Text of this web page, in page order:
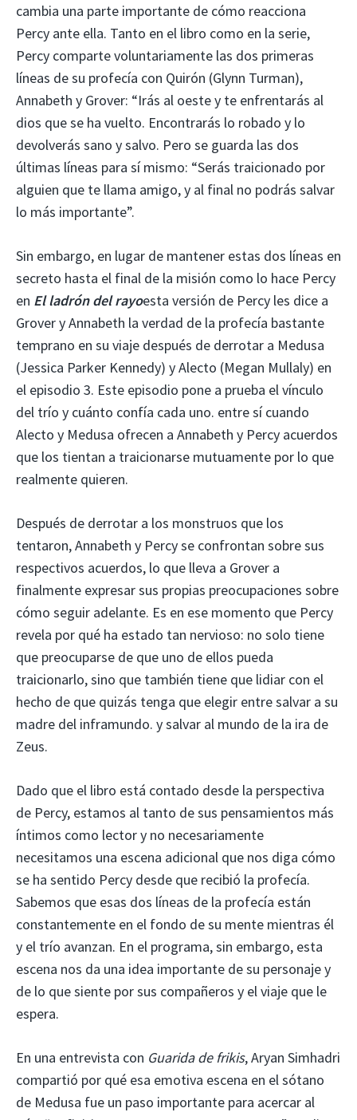
cambia una parte importante de cómo reacciona
Percy ante ella. Tanto en el libro como en la serie,
Percy comparte voluntariamente las dos primeras
líneas de su profecía con Quirón (Glynn Turman),
Annabeth y Grover: “Irás al oeste y te enfrentarás al
dios que se ha vuelto. Encontrarás lo robado y lo
devolverás sano y salvo. Pero se guarda las dos
últimas líneas para sí mismo: “Serás traicionado por
alguien que te llama amigo, y al final no podrás salvar
lo más importante”.
Sin embargo, en lugar de mantener estas dos líneas en
secreto hasta el final de la misión como lo hace Percy
en El ladrón del rayoesta versión de Percy les dice a
Grover y Annabeth la verdad de la profecía bastante
temprano en su viaje después de derrotar a Medusa
(Jessica Parker Kennedy) y Alecto (Megan Mullaly) en
el episodio 3. Este episodio pone a prueba el vínculo
del trío y cuánto confía cada uno. entre sí cuando
Alecto y Medusa ofrecen a Annabeth y Percy acuerdos
que los tientan a traicionarse mutuamente por lo que
realmente quieren.
Después de derrotar a los monstruos que los
tentaron, Annabeth y Percy se confrontan sobre sus
respectivos acuerdos, lo que lleva a Grover a
finalmente expresar sus propias preocupaciones sobre
cómo seguir adelante. Es en ese momento que Percy
revela por qué ha estado tan nervioso: no solo tiene
que preocuparse de que uno de ellos pueda
traicionarlo, sino que también tiene que lidiar con el
hecho de que quizás tenga que elegir entre salvar a su
madre del inframundo. y salvar al mundo de la ira de
Zeus.
Dado que el libro está contado desde la perspectiva
de Percy, estamos al tanto de sus pensamientos más
íntimos como lector y no necesariamente
necesitamos una escena adicional que nos diga cómo
se ha sentido Percy desde que recibió la profecía.
Sabemos que esas dos líneas de la profecía están
constantemente en el fondo de su mente mientras él
y el trío avanzan. En el programa, sin embargo, esta
escena nos da una idea importante de su personaje y
de lo que siente por sus compañeros y el viaje que le
espera.
En una entrevista con Guarida de frikis, Aryan Simhadri
compartió por qué esa emotiva escena en el sótano
de Medusa fue un paso importante para acercar al